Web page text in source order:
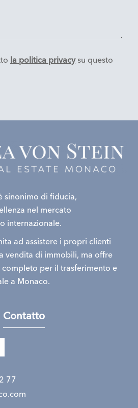
la politica privacysu questo
sinonimo di fiducia,
nel mercato
internazionale.
ad assistere i propri clienti
vendita di immobili, ma offre
per il trasferimento e
a Monaco.
Contatto
77